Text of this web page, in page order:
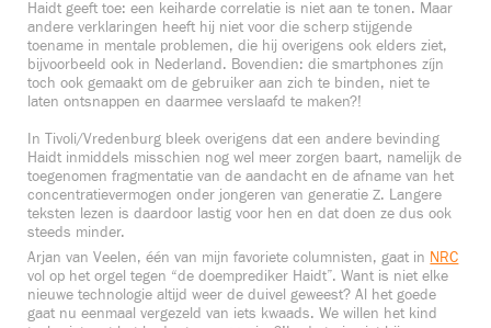
Haidt geeft toe: een keiharde correlatie is niet aan te tonen. Maar
andere verklaringen heeft hij niet voor die scherp stijgende
toename in mentale problemen, die hij overigens ook elders ziet,
bijvoorbeeld ook in Nederland. Bovendien: die smartphones zíjn
toch ook gemaakt om de gebruiker aan zich te binden, niet te
laten ontsnappen en daarmee verslaafd te maken?!
In Tivoli/Vredenburg bleek overigens dat een andere bevinding
Haidt inmiddels misschien nog wel meer zorgen baart, namelijk de
toegenomen fragmentatie van de aandacht en de afname van het
concentratievermogen onder jongeren van generatie Z. Langere
teksten lezen is daardoor lastig voor hen en dat doen ze dus ook
steeds minder.
Arjan van Veelen, één van mijn favoriete columnisten, gaat in NRC
vol op het orgel tegen “de doemprediker Haidt”. Want is niet elke
nieuwe technologie altijd weer de duivel geweest? Al het goede
gaat nu eenmaal vergezeld van iets kwaads. We willen het kind